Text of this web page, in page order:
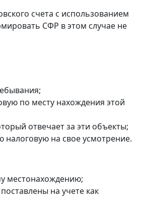
счета с использованием
СФР в этом случае не
по месту нахождения этой
отвечает за эти объекты;
на свое усмотрение.
местонахождению;
на учете как